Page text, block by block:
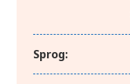
Sprog: